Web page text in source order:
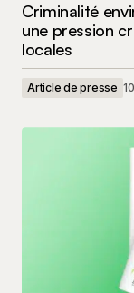
Criminalité
une pression
locales
Article de presse